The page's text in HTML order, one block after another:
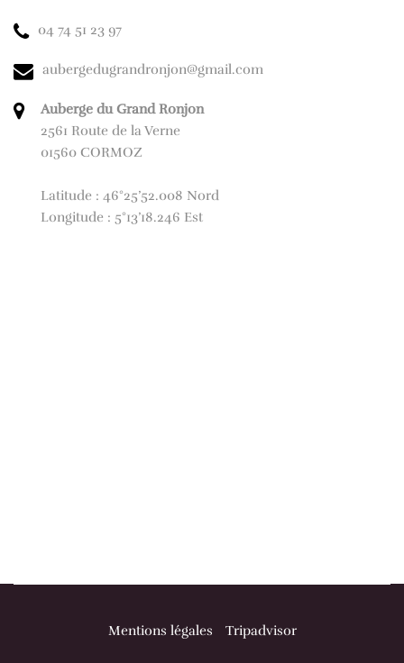
04 74 51 23 97
aubergedugrandronjon@gmail.com
Auberge du Grand Ronjon
2561 Route de la Verne
01560 CORMOZ
Latitude : 46°25’52.008 Nord
Longitude : 5°13’18.246 Est
Mentions légales Tripadvisor